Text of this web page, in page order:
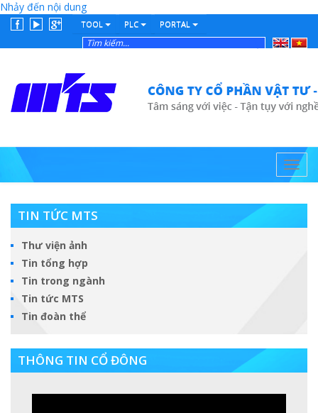
Nhảy đến nội dung
PORTAL
PLC
TOOL
English Tiếng
Việt
TIN TỨC MTS
Thư viện ảnh
Tin tổng hợp
Tin trong ngành
Tin tức MTS
Tin đoàn thể
THÔNG TIN CỔ ĐÔNG